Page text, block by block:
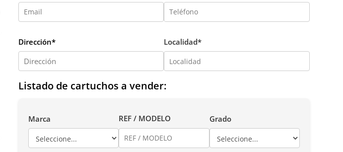
Dirección* Localidad*
Listado de cartuchos a vender:
Marca REF / MODELO Grado